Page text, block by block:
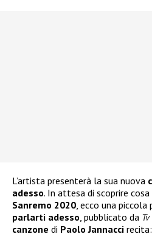
L’artista presenterà la sua nuova
adesso. In attesa di scoprire
Sanremo 2020, ecco una piccola
parlarti adesso, pubblicato da
canzone di Paolo Jannacci recita: